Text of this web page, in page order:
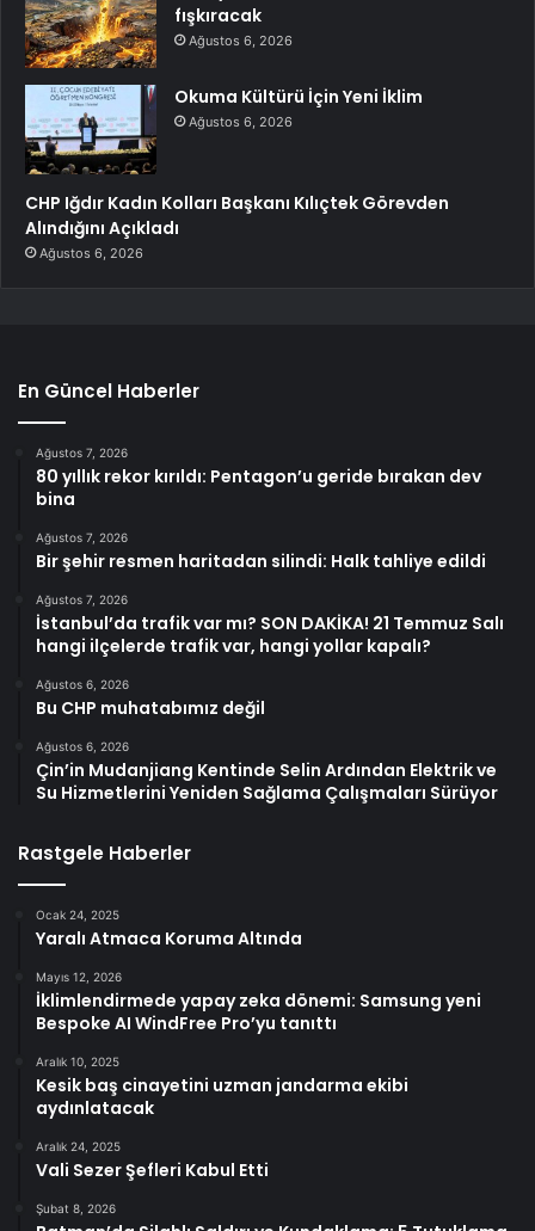
fışkıracak
Ağustos 6, 2026
Okuma Kültürü İçin Yeni İklim
Ağustos 6, 2026
CHP Iğdır Kadın Kolları Başkanı Kılıçtek Görevden
Alındığını Açıkladı
Ağustos 6, 2026
En Güncel Haberler
Ağustos 7, 2026
80 yıllık rekor kırıldı: Pentagon’u geride bırakan dev
bina
Ağustos 7, 2026
Bir şehir resmen haritadan silindi: Halk tahliye edildi
Ağustos 7, 2026
İstanbul’da trafik var mı? SON DAKİKA! 21 Temmuz Salı
hangi ilçelerde trafik var, hangi yollar kapalı?
Ağustos 6, 2026
Bu CHP muhatabımız değil
Ağustos 6, 2026
Çin’in Mudanjiang Kentinde Selin Ardından Elektrik ve
Su Hizmetlerini Yeniden Sağlama Çalışmaları Sürüyor
Rastgele Haberler
Ocak 24, 2025
Yaralı Atmaca Koruma Altında
Mayıs 12, 2026
İklimlendirmede yapay zeka dönemi: Samsung yeni
Bespoke AI WindFree Pro’yu tanıttı
Aralık 10, 2025
Kesik baş cinayetini uzman jandarma ekibi
aydınlatacak
Aralık 24, 2025
Vali Sezer Şefleri Kabul Etti
Şubat 8, 2026